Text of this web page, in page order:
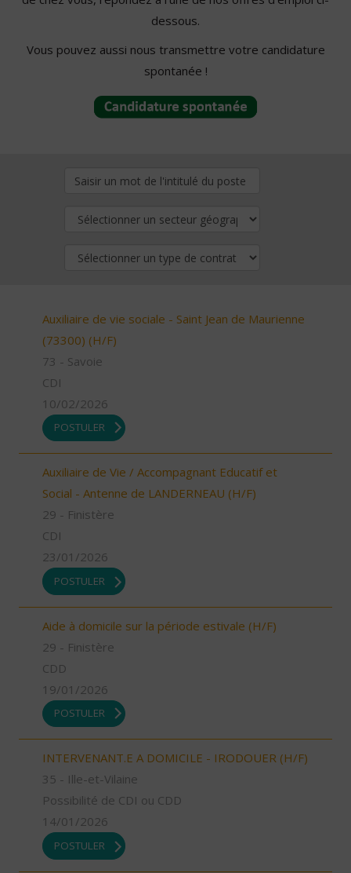
dessous.
Vous pouvez aussi nous transmettre votre candidature
spontanée !
Auxiliaire de vie sociale - Saint Jean de Maurienne
(73300) (H/F)
73 - Savoie
CDI
10/02/2026
POSTULER
Auxiliaire de Vie / Accompagnant Educatif et
Social - Antenne de LANDERNEAU (H/F)
29 - Finistère
CDI
23/01/2026
POSTULER
Aide à domicile sur la période estivale (H/F)
29 - Finistère
CDD
19/01/2026
POSTULER
INTERVENANT.E A DOMICILE - IRODOUER (H/F)
35 - Ille-et-Vilaine
Possibilité de CDI ou CDD
14/01/2026
POSTULER